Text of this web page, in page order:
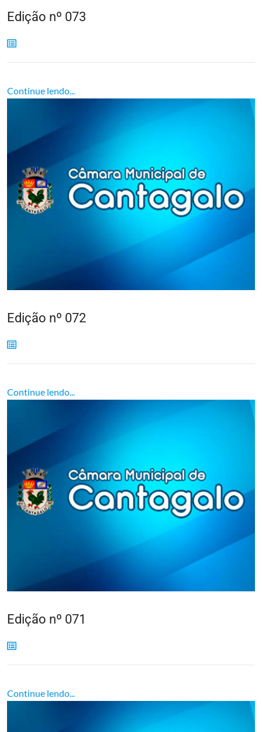
Edição nº 073
Continue lendo...
Edição nº 072
Continue lendo...
Edição nº 071
Continue lendo...